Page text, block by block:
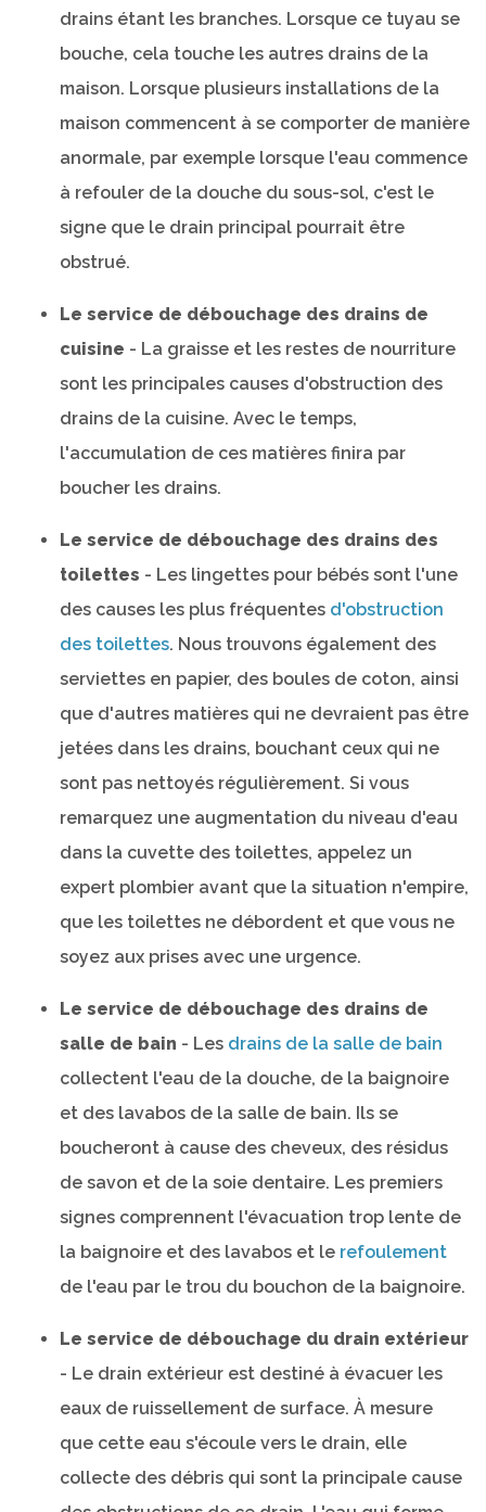
drains étant les branches. Lorsque ce tuyau se
bouche, cela touche les autres drains de la
maison. Lorsque plusieurs installations de la
maison commencent à se comporter de manière
anormale, par exemple lorsque l'eau commence
à refouler de la douche du sous-sol, c'est le
signe que le drain principal pourrait être
obstrué.
Le service de débouchage des drains de
cuisine - La graisse et les restes de nourriture
sont les principales causes d'obstruction des
drains de la cuisine. Avec le temps,
l'accumulation de ces matières finira par
boucher les drains.
Le service de débouchage des drains des
toilettes - Les lingettes pour bébés sont l'une
des causes les plus fréquentes d'obstruction
des toilettes. Nous trouvons également des
serviettes en papier, des boules de coton, ainsi
que d'autres matières qui ne devraient pas être
jetées dans les drains, bouchant ceux qui ne
sont pas nettoyés régulièrement. Si vous
remarquez une augmentation du niveau d'eau
dans la cuvette des toilettes, appelez un
expert plombier avant que la situation n'empire,
que les toilettes ne débordent et que vous ne
soyez aux prises avec une urgence.
Le service de débouchage des drains de
salle de bain - Les drains de la salle de bain
collectent l'eau de la douche, de la baignoire
et des lavabos de la salle de bain. Ils se
boucheront à cause des cheveux, des résidus
de savon et de la soie dentaire. Les premiers
signes comprennent l'évacuation trop lente de
la baignoire et des lavabos et le refoulement
de l'eau par le trou du bouchon de la baignoire.
Le service de débouchage du drain extérieur
- Le drain extérieur est destiné à évacuer les
eaux de ruissellement de surface. À mesure
que cette eau s'écoule vers le drain, elle
collecte des débris qui sont la principale cause